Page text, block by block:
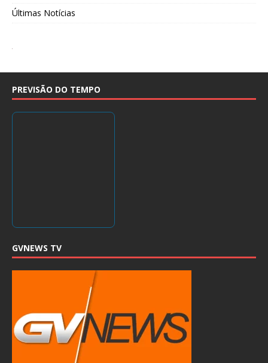
Últimas Notícias
PREVISÃO DO TEMPO
GVNEWS TV